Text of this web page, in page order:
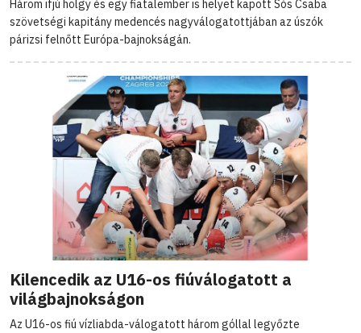
Három ifjú hölgy és egy fiatalember is helyet kapott Sós Csaba
szövetségi kapitány medencés nagyválogatottjában az úszók
párizsi felnőtt Európa-bajnokságán.
Kilencedik az U16-os fiúválogatott a
világbajnokságon
Az U16-os fiú vízliabda-válogatott három góllal legyőzte